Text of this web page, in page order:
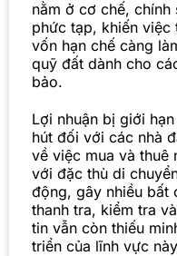
nằm ở cơ chế,
phức tạp, khiến việc
vốn hạn chế càng
quỹ đất dành cho
bảo.
Lợi nhuận bị giới
hút đối với các nhà
về việc mua và thuê
với đặc thù di
động, gây nhiều bất
thanh tra, kiểm tra
tin vẫn còn thiếu
triển của lĩnh vực